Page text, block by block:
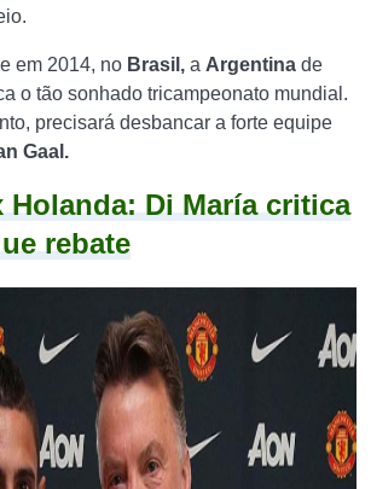
em 2014, no Brasil, a Argentina de
o tão sonhado tricampeonato mundial.
precisará desbancar a forte equipe
Gaal.
Holanda: Di María critica
rebate